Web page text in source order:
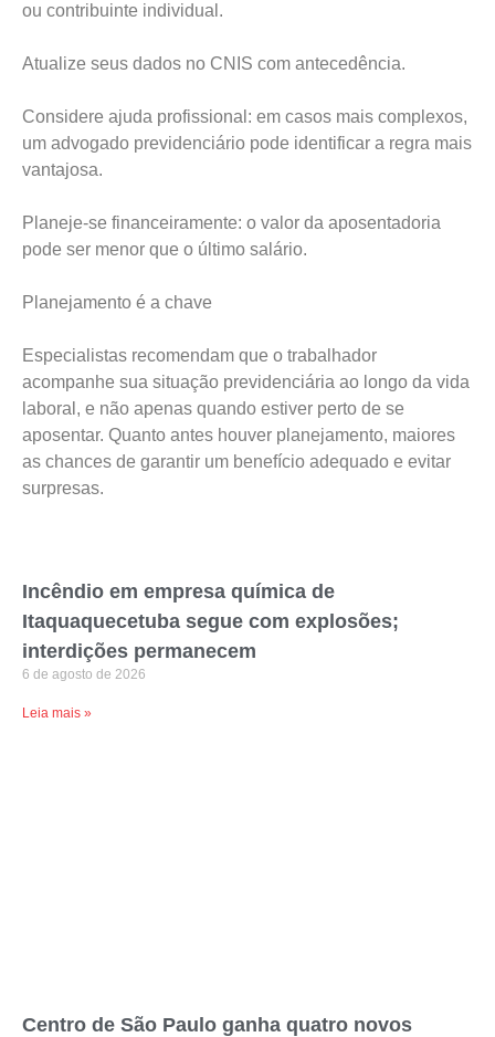
ou contribuinte individual.
Atualize seus dados no CNIS com antecedência.
Considere ajuda profissional: em casos mais complexos,
um advogado previdenciário pode identificar a regra mais
vantajosa.
Planeje-se financeiramente: o valor da aposentadoria
pode ser menor que o último salário.
Planejamento é a chave
Especialistas recomendam que o trabalhador
acompanhe sua situação previdenciária ao longo da vida
laboral, e não apenas quando estiver perto de se
aposentar. Quanto antes houver planejamento, maiores
as chances de garantir um benefício adequado e evitar
surpresas.
Incêndio em empresa química de
Itaquaquecetuba segue com explosões;
interdições permanecem
6 de agosto de 2026
Leia mais »
Centro de São Paulo ganha quatro novos